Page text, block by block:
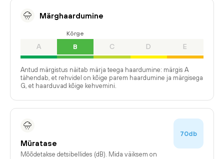
Märghaardumine
A
Kõrge
B C D E
Antud märgistus näitab märja teega haardumine: märgis A
tähendab, et rehvidel on kõige parem haardumine ja märgisega
G, et haarduvad kõige kehvemini.
Müratase
Mõõdetakse detsibellides (dB). Mida väiksem on
70db